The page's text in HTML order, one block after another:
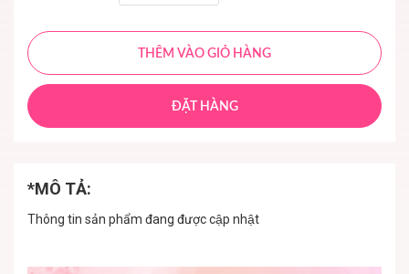
THÊM VÀO GIỎ HÀNG
ĐẶT HÀNG
*MÔ TẢ:
Thông tin sản phẩm đang được cập nhật